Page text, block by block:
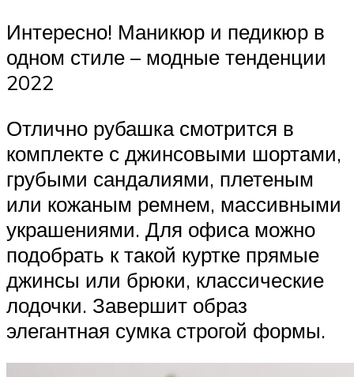
Интересно! Маникюр и педикюр в
одном стиле – модные тенденции
2022
Отлично рубашка смотрится в
комплекте с джинсовыми шортами,
грубыми сандалиями, плетеным
или кожаным ремнем, массивными
украшениями. Для офиса можно
подобрать к такой куртке прямые
джинсы или брюки, классические
лодочки. Завершит образ
элегантная сумка строгой формы.